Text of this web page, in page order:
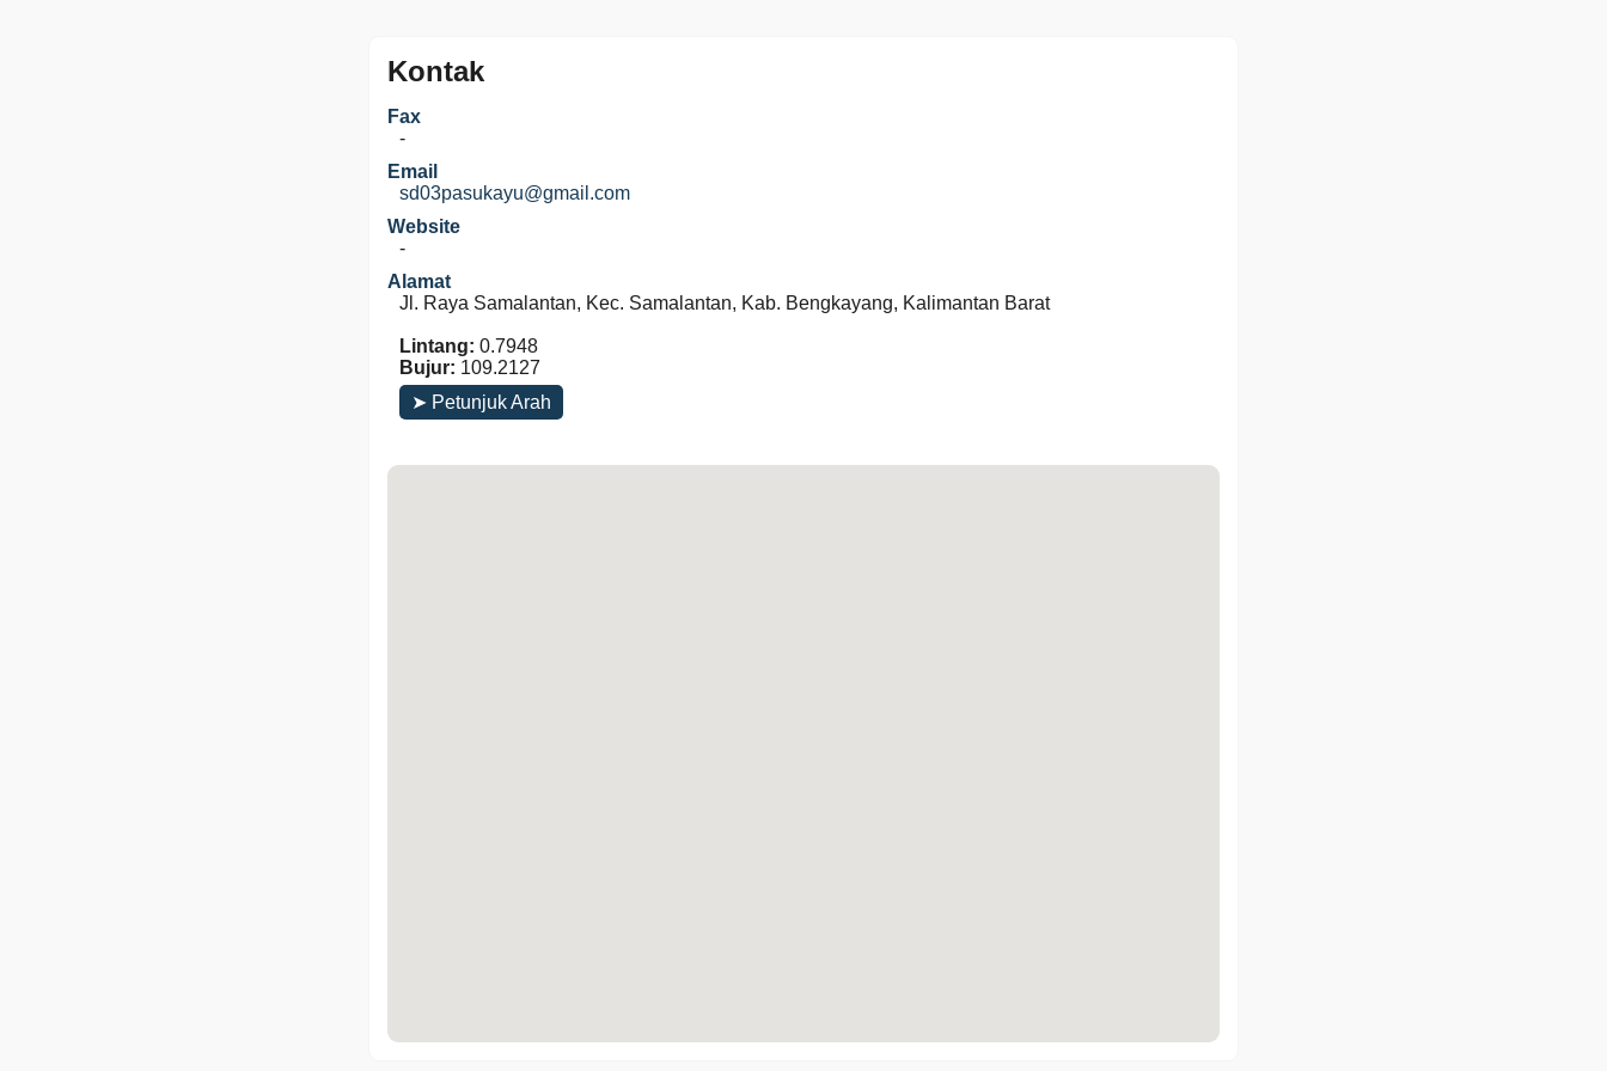
Kontak
Fax
-
Email
sd03pasukayu@gmail.com
Website
-
Alamat
Jl. Raya Samalantan, Kec. Samalantan, Kab. Bengkayang, Kalimantan Barat
Lintang: 0.7948
Bujur: 109.2127
➤ Petunjuk Arah